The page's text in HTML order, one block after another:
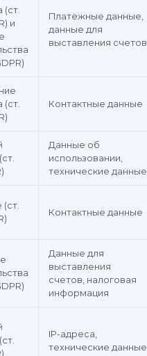
(ст.
и
Платёжные данные,
данные для
выставления счетов
(ст.
Контактные данные
Данные об
использовании,
технические данные
Контактные данные
Данные для
выставления
счетов, налоговая
информация
IP-адреса,
технические данные